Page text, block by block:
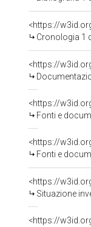
<https://
Cronologia 1
<https://
Fonti e
<https://
Fonti e
<https://
Situazione
<https://